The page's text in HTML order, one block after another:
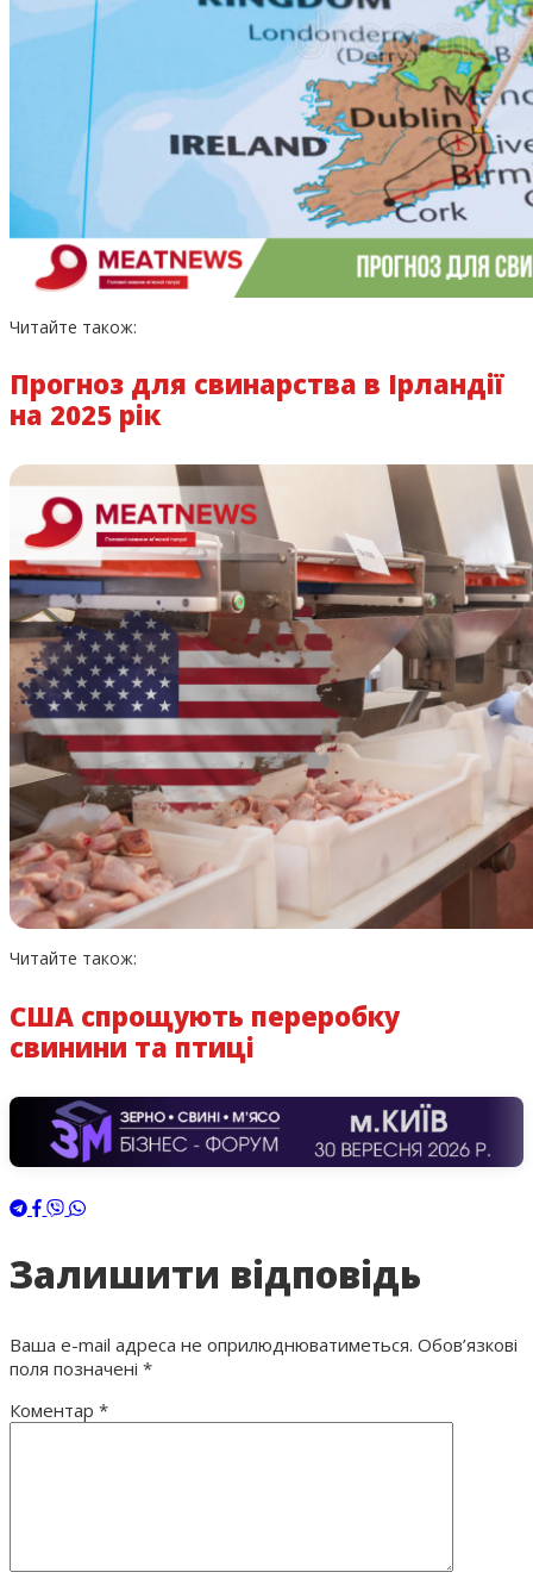
Читайте також:
Прогноз для свинарства в Ірландії
на 2025 рік
Читайте також:
США спрощують переробку
свинини та птиці
Залишити відповідь
Ваша e-mail адреса не оприлюднюватиметься. Обов’язкові
поля позначені *
Коментар *